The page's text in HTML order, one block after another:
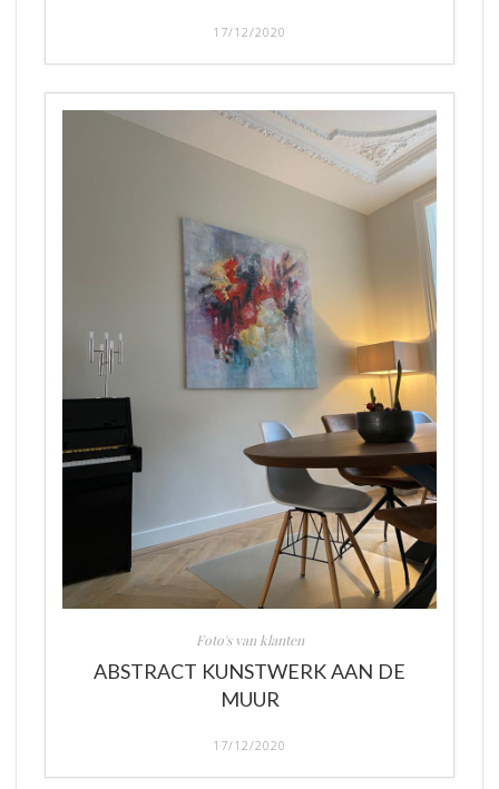
17/12/2020
Foto's van klanten
ABSTRACT KUNSTWERK AAN DE
MUUR
17/12/2020